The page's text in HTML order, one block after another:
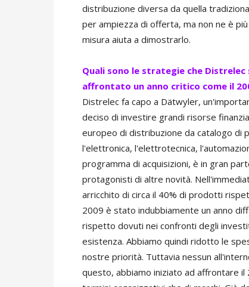
distribuzione diversa da quella
per ampiezza di offerta, ma non ne è
misura aiuta a dimostrarlo.
Quali sono le strategie che
affrontato un anno critico come il
Distrelec fa capo a Dätwyler,
deciso di investire grandi risorse
europeo di distribuzione da catalogo
l'elettronica, l'elettrotecnica,
programma di acquisizioni, è in gran
protagonisti di altre novità.
arricchito di circa il 40% di prodotti
2009 è stato indubbiamente un anno
rispetto dovuti nei confronti degli
esistenza. Abbiamo quindi ridotto le
nostre priorità. Tuttavia nessun
questo, abbiamo iniziato ad affrontare